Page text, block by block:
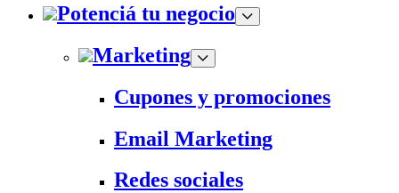
Potenciá tu negocio
Marketing
Cupones y promociones
Email Marketing
Redes sociales